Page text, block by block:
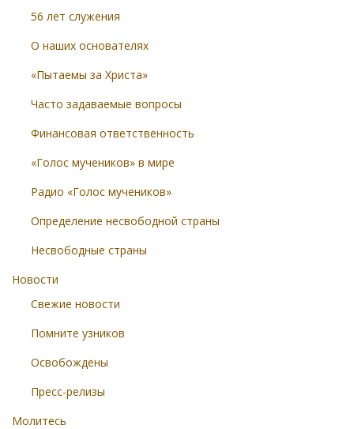
56 лет служения
О наших основателях
«Пытаемы за Христа»
Часто задаваемые вопросы
Финансовая ответственность
«Голос мучеников» в мире
Радио «Голос мучеников»
Определение несвободной страны
Несвободные страны
Новости
Свежие новости
Помните узников
Освобождены
Пресс-релизы
Молитесь